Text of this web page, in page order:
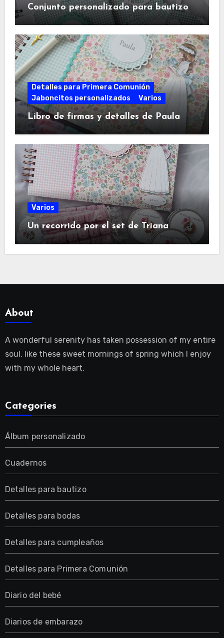
Conjunto personalizado para bautizo
Detalles para Primera Comunión
Jaboncitos personalizados
Varios
Libro de firmas y detalles de Paula
Varios
Un recorrido por el set de Triana
About
A wonderful serenity has taken possession of my entire
soul, like these sweet mornings of spring which I enjoy
with my whole heart.
Categories
Álbum personalizado
Cuadernos
Detalles para bautizo
Detalles para bodas
Detalles para cumpleaños
Detalles para Primera Comunión
Diario del bebé
Diarios de embarazo